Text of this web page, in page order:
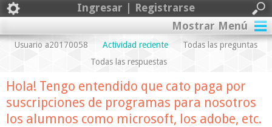
Ingresar | Registrarse
Mostrar Menú
Usuario a20170058 Actividad reciente
Todas las preguntas
Todas las respuestas
Hola! Tengo entendido que cato paga por
suscripciones de programas para nosotros
los alumnos como microsoft, los adobe, etc.